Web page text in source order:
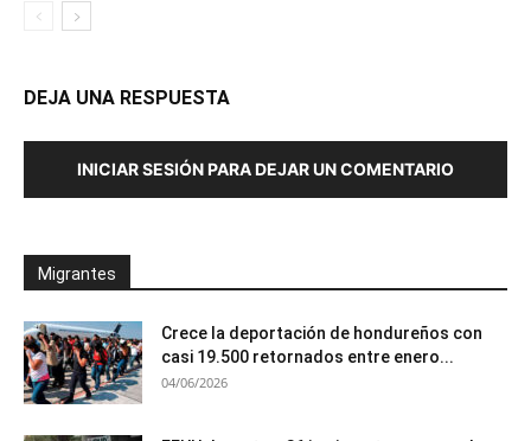
DEJA UNA RESPUESTA
INICIAR SESIÓN PARA DEJAR UN COMENTARIO
Migrantes
Crece la deportación de hondureños con
casi 19.500 retornados entre enero...
04/06/2026